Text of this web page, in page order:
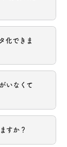
化できま
いなくて
すか？